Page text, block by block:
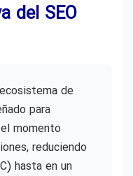
del SEO
de
para
momento
reduciendo
hasta en un